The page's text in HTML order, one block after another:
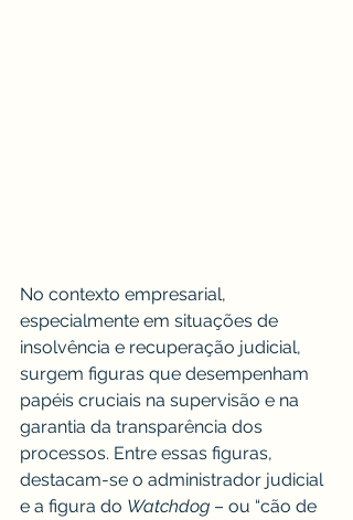
No contexto empresarial,
especialmente em situações de
insolvência e recuperação judicial,
surgem figuras que desempenham
papéis cruciais na supervisão e na
garantia da transparência dos
processos. Entre essas figuras,
destacam-se o administrador judicial
e a figura do Watchdog – ou “cão de